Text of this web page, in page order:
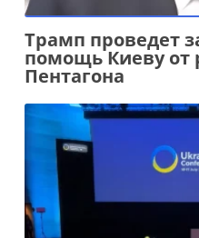
Трамп проведет
помощь Киеву от
Пентагона